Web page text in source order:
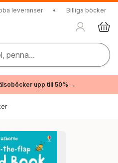
leveranser • Billiga böcker
penna...
upp till 50% →